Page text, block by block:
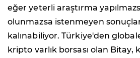
eğer yeterli araştırma
olunmazsa istenmeyen
kalınabiliyor. Türkiye'den
kripto varlık borsası olan Bitay,